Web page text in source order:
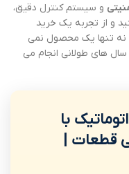
و سیستم کنترل دقیق،
و از تجربه یک خرید
نه تنها یک محصول نمی
های طولانی انجام می
با
قطعات |